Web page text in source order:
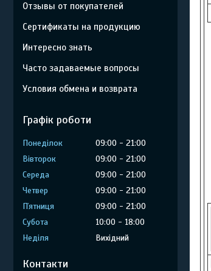
Отзывы от покупателей
Сертификаты на продукцию
Интересно знать
Часто задаваемые вопросы
Условия обмена и возврата
Графік роботи
Понеділок 09:00
21:00
Вівторок
09:00
21:00
Середа
09:00
21:00
Четвер
09:00
21:00
Пʼятниця
09:00
21:00
Субота
10:00
18:00
Неділя
Вихідний
Контакти